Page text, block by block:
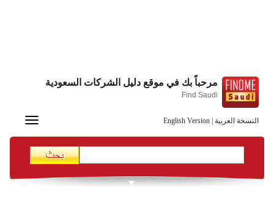
النسخة العربية English Version
مرحباً بك في موقع دليل الشركات السعودية
Find Saudi
Toggle